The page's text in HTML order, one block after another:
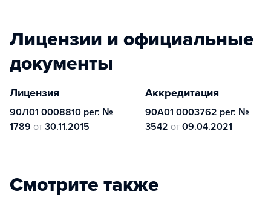
Лицензии и официальные
документы
Лицензия
90Л01 0008810 рег. №
1789 от 30.11.2015
Аккредитация
90А01 0003762 рег. №
3542 от 09.04.2021
Смотрите также